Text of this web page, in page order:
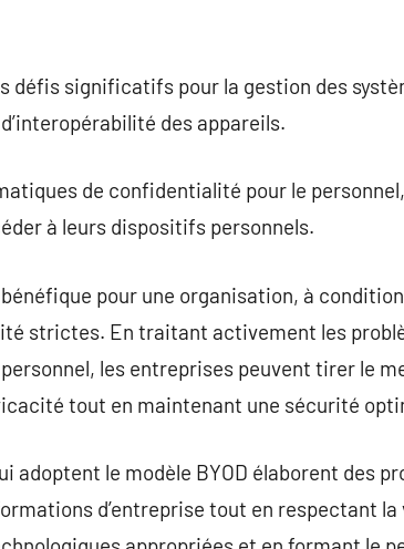
défis significatifs pour la gestion des
des appareils.
de confidentialité pour le
à leurs dispositifs personnels.
pour une organisation, à
strictes. En traitant activement les
les entreprises peuvent tirer le
tout en maintenant une sécurité
adoptent le modèle BYOD élaborent des
d’entreprise tout en respectant la